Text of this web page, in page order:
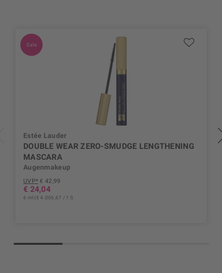
Sale
Estée Lauder
DOUBLE WEAR ZERO-SMUDGE LENGTHENING
MASCARA
Augenmakeup
UVP* € 42,99
€ 24,04
6 ml (€ 4.006,67 / 1 l)